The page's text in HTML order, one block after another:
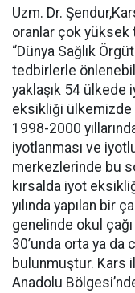
Uzm. Dr.
oranlar çok
“Dünya Sağlık
tedbirlerle
yaklaşık 54
eksikliği ülkemizde
1998-2000
iyotlanması ve
merkezlerinde bu
kırsalda iyot
yılında yapılan bir
genelinde okul çağı
30’unda orta ya
bulunmuştur. Kars
Anadolu